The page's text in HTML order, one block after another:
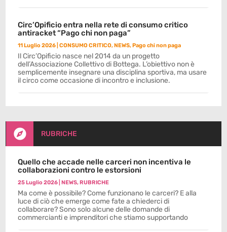
Circ’Opificio entra nella rete di consumo critico
antiracket “Pago chi non paga”
11 Luglio 2026 |CONSUMO CRITICO,NEWS,Pago chi non paga
Il Circ’Opificio nasce nel 2014 da un progetto
dell’Associazione Collettivo di Bottega. L’obiettivo non è
semplicemente insegnare una disciplina sportiva, ma usare
il circo come occasione di incontro e inclusione.
 RUBRICHE
Quello che accade nelle carceri non incentiva le
collaborazioni contro le estorsioni
25 Luglio 2026 |NEWS,RUBRICHE
Ma come è possibile? Come funzionano le carceri? E alla
luce di ciò che emerge come fate a chiederci di
collaborare? Sono solo alcune delle domande di
commercianti e imprenditori che stiamo supportando